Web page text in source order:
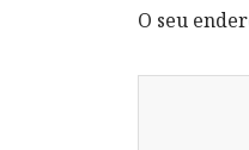
O seu